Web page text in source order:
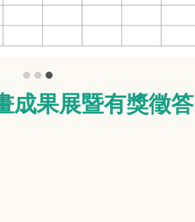
成果展暨有獎徵答